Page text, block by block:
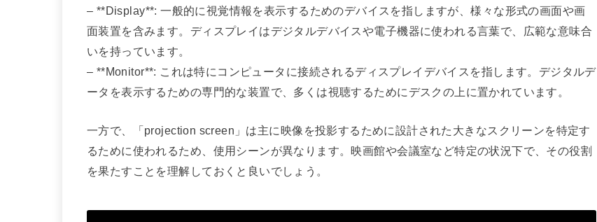
– **Display**: 一般的に視覚情報を表示するためのデバイスを指しますが、様々な形式の画面や画
面装置を含みます。ディスプレイはデジタルデバイスや電子機器に使われる言葉で、広範な意味合
いを持っています。
– **Monitor**: これは特にコンピュータに接続されるディスプレイデバイスを指します。デジタルデ
ータを表示するための専門的な装置で、多くは視聴するためにデスクの上に置かれています。
一方で、「projection screen」は主に映像を投影するために設計された大きなスクリーンを特定す
るために使われるため、使用シーンが異なります。映画館や会議室など特定の状況下で、その役割
を果たすことを理解しておくと良いでしょう。